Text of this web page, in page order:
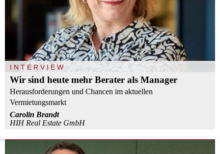
INTERVIEW
Wir sind heute mehr Berater als Manager
Herausforderungen und Chancen im aktuellen
Vermietungsmarkt
Carolin Brandt
HIH Real Estate GmbH